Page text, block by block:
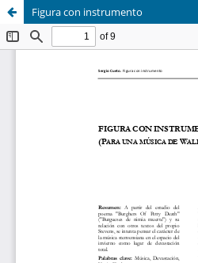
Figura con instrumento